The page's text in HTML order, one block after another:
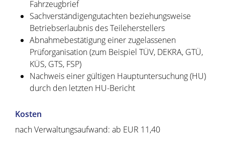
Fahrzeugbrief
Sachverständigengutachten beziehungsweise
Betriebserlaubnis des Teileherstellers
Abnahmebestätigung einer zugelassenen
Prüforganisation (zum Beispiel TÜV, DEKRA, GTÜ,
KÜS, GTS, FSP)
Nachweis einer gültigen Hauptuntersuchung (HU)
durch den letzten HU-Bericht
Kosten
nach Verwaltungsaufwand: ab EUR 11,40